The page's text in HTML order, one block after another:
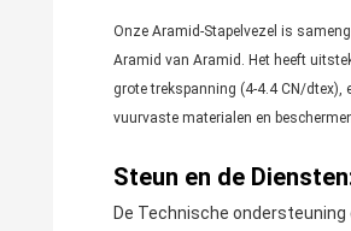
Onze Aramid-Stapelvezel is
Aramid van Aramid. Het heeft
grote trekspanning (4-4.4 CN/
vuurvaste materialen en
Steun en de
De Technische